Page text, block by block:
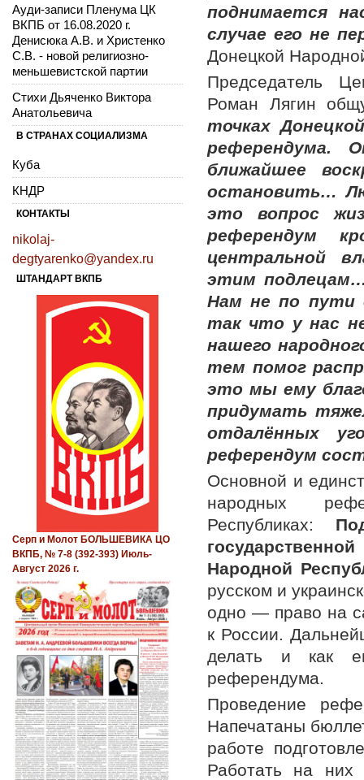
поднимается
случае его не
Донецкой
Председатель
Роман Лягин
точках
референдума.
ближайшее
остановить…
это вопрос
референдум
центральной
этим
Нам не по пути
так что у нас
нашего
тем помог
это мы ему
придумать
отдалённых
референдум
Основной и
народных
Республиках:
Народной
русском и
одно — право на
к России.
делать и как
референдума.
Проведение
Напечатаны
работе
Работать на них
Ауди-записи Пленума ЦК
ВКПБ от 16.08.2020 г.
Денисюка А.В. и Христенко
С.В. - новой религиозно-
меньшевистской партии
Стихи Дьяченко Виктора
Анатольевича
В СТРАНАХ СОЦИАЛИЗМА
Куба
КНДР
КОНТАКТЫ
nikolaj-
degtyarenko@yandex.ru
ШТАНДАРТ ВКПБ
Серп и Молот БОЛЬШЕВИКА ЦО
ВКПБ, № 7-8 (392-393) Июль-
Август 2026 г.